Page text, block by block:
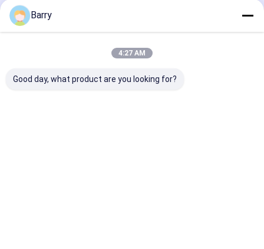
Sitemap
Kebijakan Privasi
Cat Semprot KainPabrik cina.Copyright © 2026 Aristo
Industries Corporation Limited. All Rights Reserved.
Barry
4:27 AM
Good day, what product are you looking for?